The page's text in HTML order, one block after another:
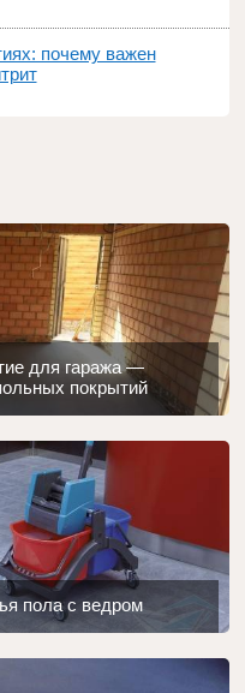
почему важен
для гаража —
покрытий
пола с ведром